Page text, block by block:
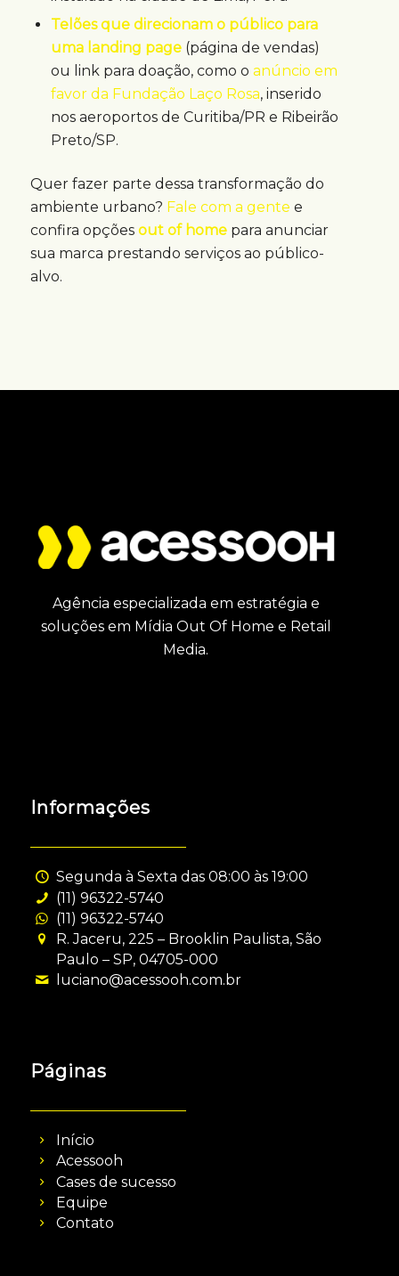
Telões que direcionam o público para
uma landing page(página de vendas)
ou link para doação, como o anúncio em
favor da Fundação Laço Rosa, inserido
nos aeroportos de Curitiba/PR e Ribeirão
Preto/SP.
Quer fazer parte dessa transformação do
ambiente urbano? Fale com a gente e
confira opções out of home para anunciar
sua marca prestando serviços ao público-
alvo.
Agência especializada em estratégia e
soluções em Mídia Out Of Home e Retail
Media.
Informações
Segunda à Sexta das 08:00 às 19:00
(11) 96322-5740
(11) 96322-5740
R. Jaceru, 225 – Brooklin Paulista, São
Paulo – SP, 04705-000
luciano@acessooh.com.br
Páginas
Início
Acessooh
Cases de sucesso
Equipe
Contato